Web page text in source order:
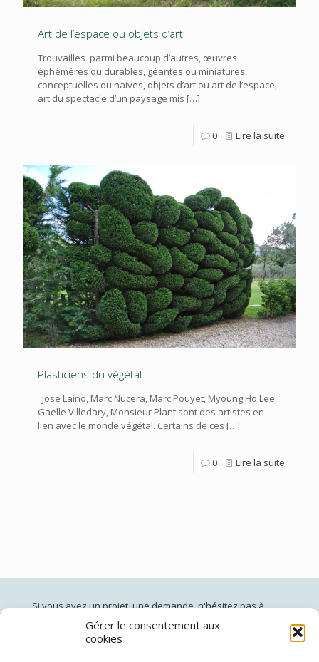
Gérer le consentement aux
cookies
Art de l’espace ou objets d’art
Trouvailles parmi beaucoup d’autres, œuvres
éphémères ou durables, géantes ou miniatures,
conceptuelles ou naives, objets d’art ou art de l’espace,
art du spectacle d’un paysage mis […]
0 Lire la suite
Plasticiens du végétal
Jose Laino, Marc Nucera, Marc Pouyet, Myoung Ho Lee,
Gaelle Villedary, Monsieur Plant sont des artistes en
lien avec le monde végétal. Certains de ces […]
0 Lire la suite
Si vous avez un projet, une demande, n'hésitez pas à
nous contacter:
jardinsdepan@gmail.com